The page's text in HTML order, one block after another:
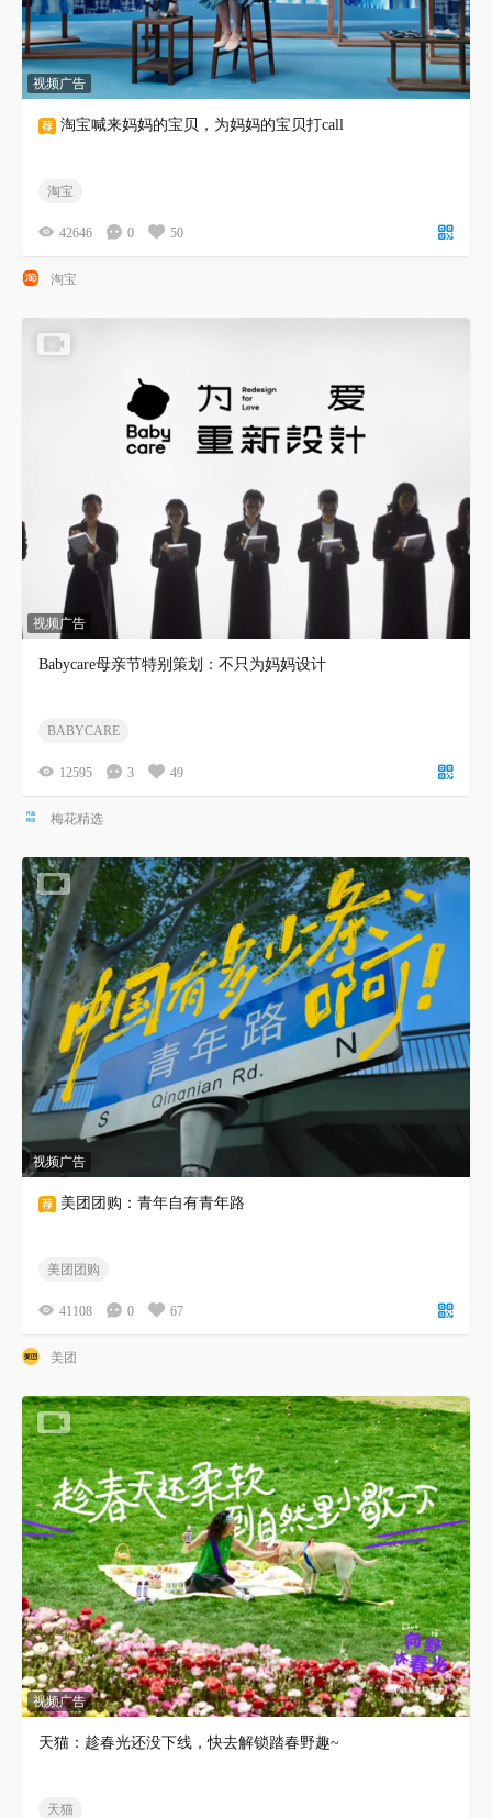
视频广告
淘宝喊来妈妈的宝贝，为妈妈的宝贝打call
淘宝
42646 0 50
淘宝
视频广告
Babycare母亲节特别策划：不只为妈妈设计
BABYCARE
12595 3 49
梅花精选
视频广告
美团团购：青年自有青年路
美团团购
41108 0 67
美团
视频广告
天猫：趁春光还没下线，快去解锁踏春野趣~
天猫